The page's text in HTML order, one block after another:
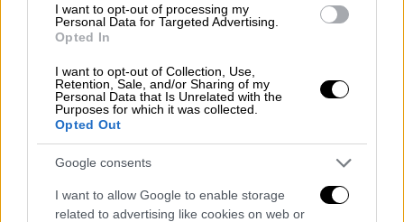
I want to opt-out of processing my
Personal Data for Targeted Advertising.
Opted In
I want to opt-out of Collection, Use,
Retention, Sale, and/or Sharing of my
Personal Data that Is Unrelated with the
Purposes for which it was collected.
Opted Out
Google consents
I want to allow Google to enable storage
related to advertising like cookies on web or
Στις έρευνες αυτές εντοπίστηκαν
φαινομενικά υπεύθυνους εταιριών (κυρίως
αλλοδαποί), τους οποίους χρησιμοποιούσε
το κύκλωμα, για να εμφανίζονται σαν
υπεύθυνοι των 380 επιχειρήσεων, μεταξύ
των οποίων και γνωστής αλυσίδας γρήγορου
φαγητού.